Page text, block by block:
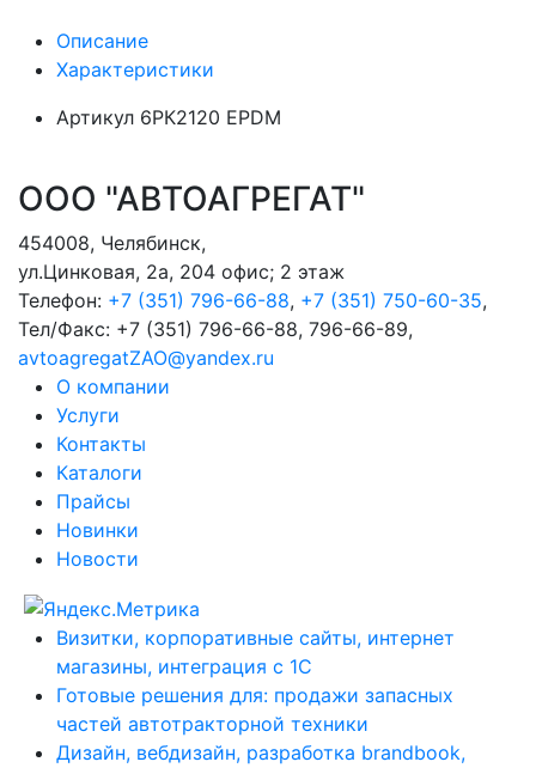
Описание
Характеристики
Артикул 6РК2120 EPDM
ООО "АВТОАГРЕГАТ"
454008, Челябинск,
ул.Цинковая, 2а, 204 офис; 2 этаж
Телефон: +7 (351) 796-66-88, +7 (351) 750-60-35,
Тел/Факс: +7 (351) 796-66-88, 796-66-89,
avtoagregatZAO@yandex.ru
О компании
Услуги
Контакты
Каталоги
Прайсы
Новинки
Новости
Визитки, корпоративные сайты, интернет
магазины, интеграция с 1С
Готовые решения для: продажи запасных
частей автотракторной техники
Дизайн, вебдизайн, разработка brandbook,